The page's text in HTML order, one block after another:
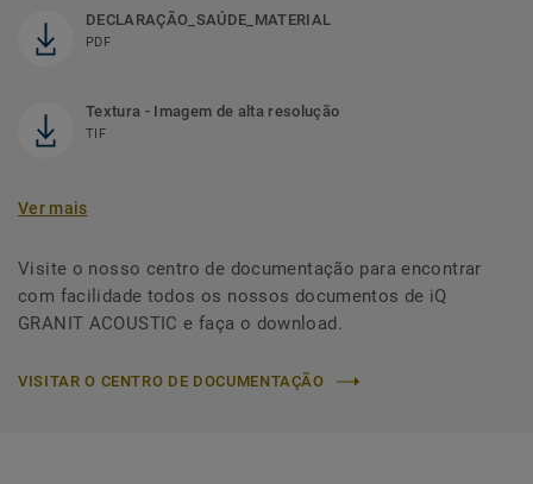
DECLARAÇÃO_SAÚDE_MATERIAL
PDF
Textura - Imagem de alta resolução
TIF
Ver mais
Visite o nosso centro de documentação para encontrar
com facilidade todos os nossos documentos de iQ
GRANIT ACOUSTIC e faça o download.
VISITAR O CENTRO DE DOCUMENTAÇÃO